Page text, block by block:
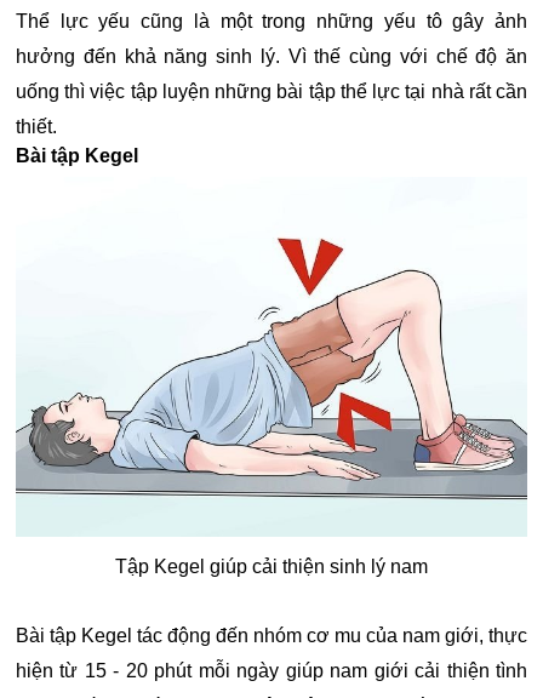
Thể lực yếu cũng là một trong những yếu tô gây ảnh
hưởng đến khả năng sinh lý. Vì thế cùng với chế độ ăn
uống thì việc tập luyện những bài tập thể lực tại nhà rất cần
thiết.
Bài tập Kegel
Tập Kegel giúp cải thiện sinh lý nam
Bài tập Kegel tác động đến nhóm cơ mu của nam giới, thực
hiện từ 15 - 20 phút mỗi ngày giúp nam giới cải thiện tình